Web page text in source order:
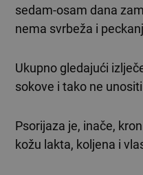
sedam-osam dana
nema svrbeža i
Ukupno gledajući
sokove i tako ne
Psorijaza je, inače,
kožu lakta, koljena i